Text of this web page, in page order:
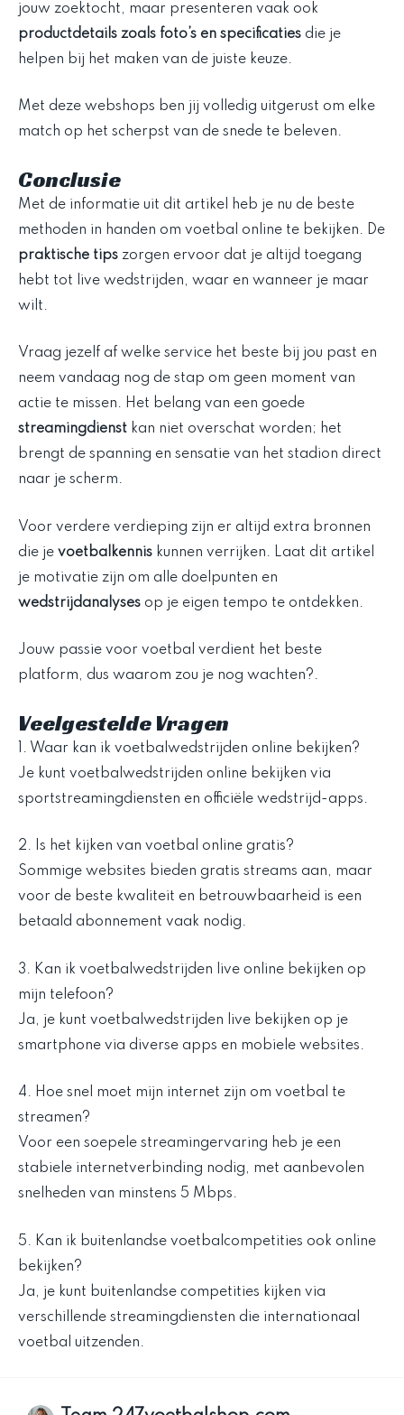
jouw zoektocht, maar presenteren vaak ook
productdetails zoals foto’s en specificaties die je
helpen bij het maken van de juiste keuze.
Met deze webshops ben jij volledig uitgerust om elke
match op het scherpst van de snede te beleven.
Conclusie
Met de informatie uit dit artikel heb je nu de beste
methoden in handen om voetbal online te bekijken. De
praktische tips zorgen ervoor dat je altijd toegang
hebt tot live wedstrijden, waar en wanneer je maar
wilt.
Vraag jezelf af welke service het beste bij jou past en
neem vandaag nog de stap om geen moment van
actie te missen. Het belang van een goede
streamingdienst kan niet overschat worden; het
brengt de spanning en sensatie van het stadion direct
naar je scherm.
Voor verdere verdieping zijn er altijd extra bronnen
die je voetbalkennis kunnen verrijken. Laat dit artikel
je motivatie zijn om alle doelpunten en
wedstrijdanalyses op je eigen tempo te ontdekken.
Jouw passie voor voetbal verdient het beste
platform, dus waarom zou je nog wachten?.
Veelgestelde Vragen
1. Waar kan ik voetbalwedstrijden online bekijken?
Je kunt voetbalwedstrijden online bekijken via
sportstreamingdiensten en officiële wedstrijd-apps.
2. Is het kijken van voetbal online gratis?
Sommige websites bieden gratis streams aan, maar
voor de beste kwaliteit en betrouwbaarheid is een
betaald abonnement vaak nodig.
3. Kan ik voetbalwedstrijden live online bekijken op
mijn telefoon?
Ja, je kunt voetbalwedstrijden live bekijken op je
smartphone via diverse apps en mobiele websites.
4. Hoe snel moet mijn internet zijn om voetbal te
streamen?
Voor een soepele streamingervaring heb je een
stabiele internetverbinding nodig, met aanbevolen
snelheden van minstens 5 Mbps.
5. Kan ik buitenlandse voetbalcompetities ook online
bekijken?
Ja, je kunt buitenlandse competities kijken via
verschillende streamingdiensten die internationaal
voetbal uitzenden.